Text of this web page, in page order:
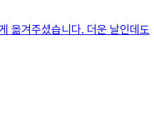
옮겨주셨습니다. 더운 날인데도